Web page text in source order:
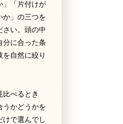
」「片付けが
か」の三つを
さい。頭の中
分に合った条
を自然に絞り
比べるとき
うかどうかを
けで選んでし